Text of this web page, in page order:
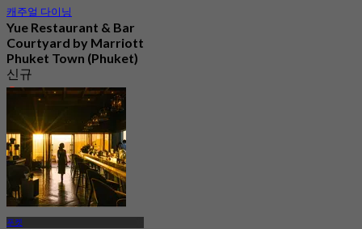
캐주얼 다이닝
Yue Restaurant & Bar​
Courtyard by Marriott
Phuket Town (Phuket)
신규
4.4
푸켓